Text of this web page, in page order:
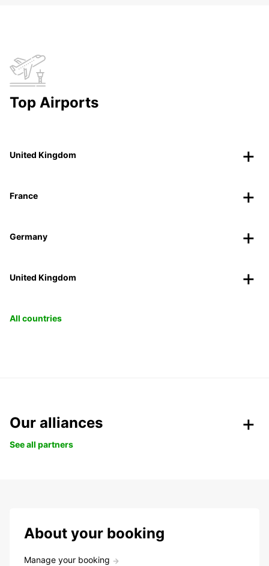
Top Airports
United Kingdom
France
Germany
United Kingdom
All countries
Our alliances
See all partners
About your booking
Manage your booking